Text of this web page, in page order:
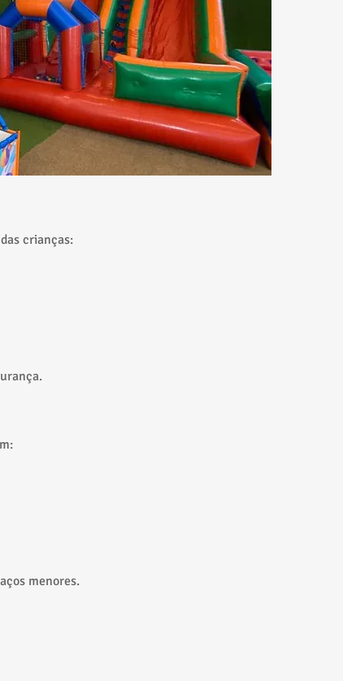
crianças:
menores.